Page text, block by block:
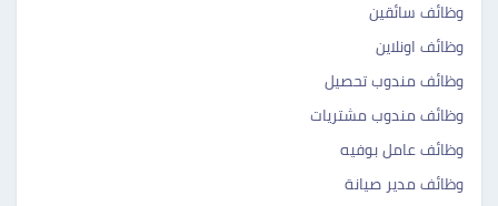
وظائف سائقين
وظائف اونلاين
وظائف مندوب تحصيل
وظائف مندوب مشتريات
وظائف عامل بوفيه
وظائف مدير صيانة